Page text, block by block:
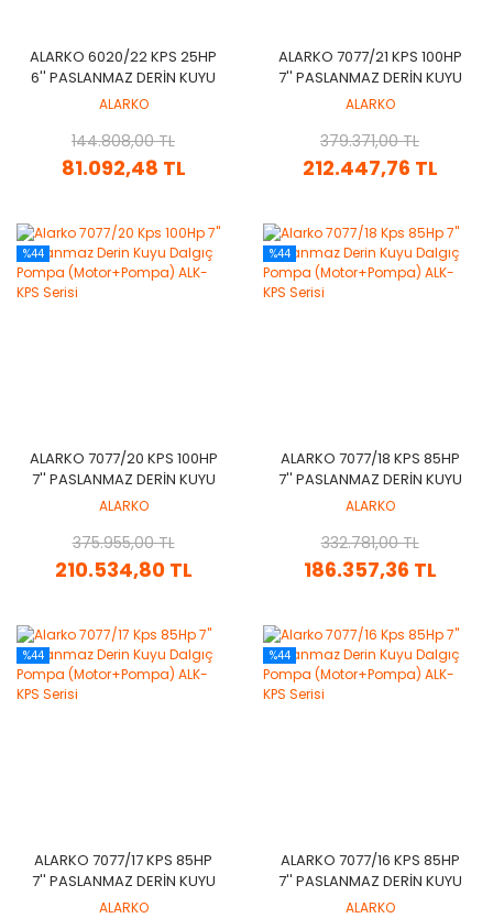
ALARKO 6020/22 KPS 25HP
6'' PASLANMAZ DERIN KUYU
DALGIÇ POMPA
SERISI
ALARKO
81.092,48 TL
144.808,00 TL
ALARKO 7077/21 KPS 100HP
7'' PASLANMAZ DERIN KUYU
DALGIÇ POMPA
SERISI
ALARKO
212.447,76 TL
379.371,00 TL
%44
ALARKO 7077/20 KPS 100HP
7'' PASLANMAZ DERIN KUYU
DALGIÇ POMPA
SERISI
ALARKO
210.534,80 TL
375.955,00 TL
%44
ALARKO 7077/18 KPS 85HP
7'' PASLANMAZ DERIN KUYU
DALGIÇ POMPA
SERISI
ALARKO
186.357,36 TL
332.781,00 TL
%44
ALARKO 7077/17 KPS 85HP
7'' PASLANMAZ DERIN KUYU
DALGIÇ POMPA
ALARKO
%44
ALARKO 7077/16 KPS 85HP
7'' PASLANMAZ DERIN KUYU
DALGIÇ POMPA
ALARKO